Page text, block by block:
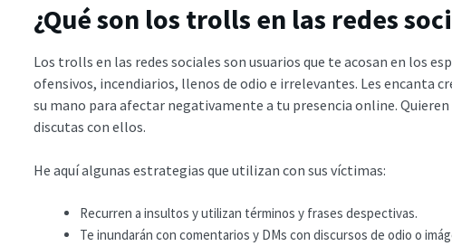
¿Qué son los trolls en las redes
Los trolls en las redes sociales son usuarios que te acosan en los
ofensivos, incendiarios, llenos de odio e irrelevantes. Les encanta
su mano para afectar negativamente a tu presencia online.
discutas con ellos.
He aquí algunas estrategias que utilizan con sus víctimas:
Recurren a insultos y utilizan términos y frases despectivas.
Te inundarán con comentarios y DMs con discursos de odio o